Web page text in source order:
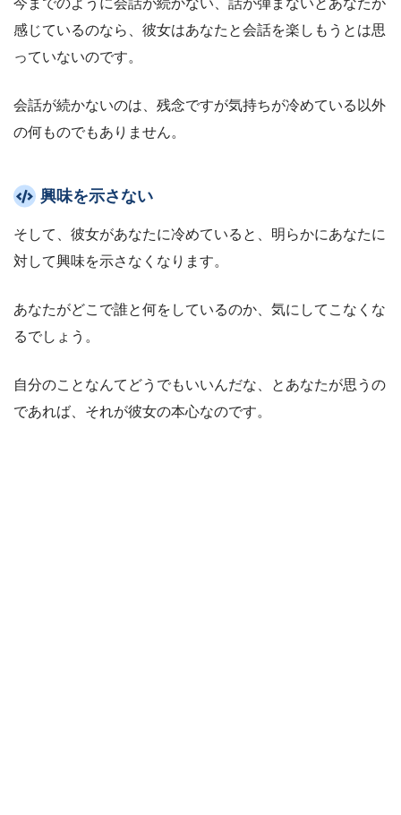
感じているのなら、彼女はあなたと会話を楽しもうとは思
っていないのです。
会話が続かないのは、残念ですが気持ちが冷めている以外
の何ものでもありません。
興味を示さない
そして、彼女があなたに冷めていると、明らかにあなたに
対して興味を示さなくなります。
あなたがどこで誰と何をしているのか、気にしてこなくな
るでしょう。
自分のことなんてどうでもいいんだな、とあなたが思うの
であれば、それが彼女の本心なのです。